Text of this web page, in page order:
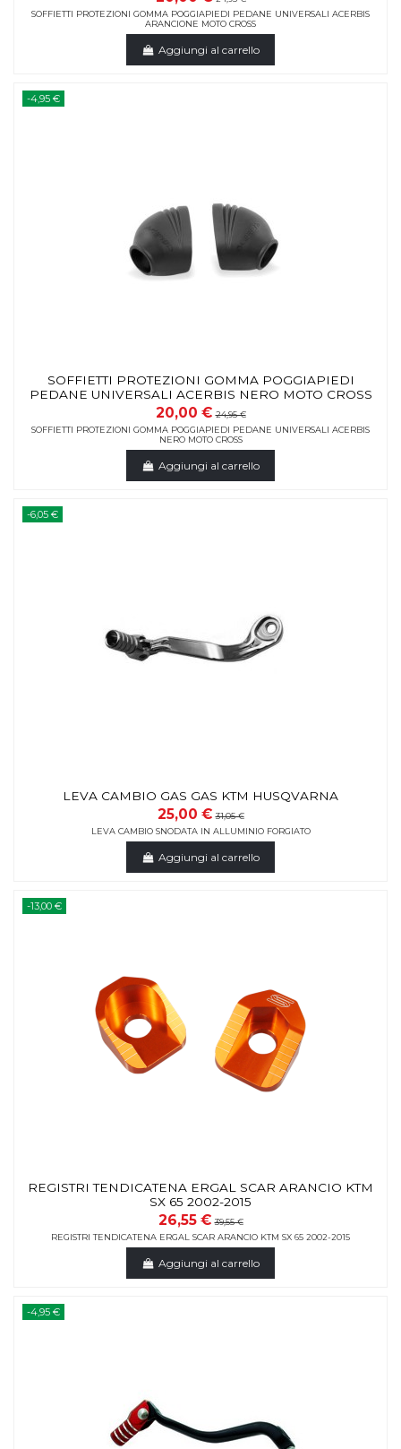
SOFFIETTI PROTEZIONI GOMMA POGGIAPIEDI PEDANE UNIVERSALI ACERBIS
ARANCIONE MOTO CROSS
Aggiungi al carrello
-4,95 €
SOFFIETTI PROTEZIONI GOMMA POGGIAPIEDI
PEDANE UNIVERSALI ACERBIS NERO MOTO CROSS
20,00 €24,95 €
SOFFIETTI PROTEZIONI GOMMA POGGIAPIEDI PEDANE UNIVERSALI ACERBIS
NERO MOTO CROSS
Aggiungi al carrello
-6,05 €
LEVA CAMBIO GAS GAS KTM HUSQVARNA
25,00 €31,05 €
LEVA CAMBIO SNODATA IN ALLUMINIO FORGIATO
Aggiungi al carrello
-13,00 €
REGISTRI TENDICATENA ERGAL SCAR ARANCIO KTM
SX 65 2002-2015
26,55 €39,55 €
REGISTRI TENDICATENA ERGAL SCAR ARANCIO KTM SX 65 2002-2015
Aggiungi al carrello
-4,95 €